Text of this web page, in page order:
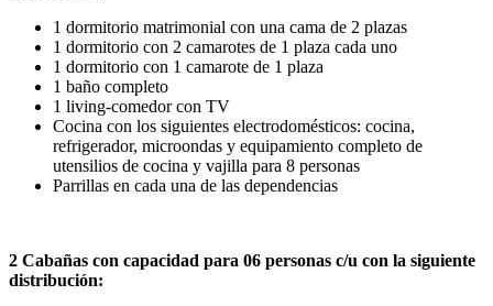
1 dormitorio matrimonial con una cama de 2 plazas
1 dormitorio con 2 camarotes de 1 plaza cada uno
1 dormitorio con 1 camarote de 1 plaza
1 baño completo
1 living-comedor con TV
Cocina con los siguientes electrodomésticos: cocina,
refrigerador, microondas y equipamiento completo de
utensilios de cocina y vajilla para 8 personas
Parrillas en cada una de las dependencias
2 Cabañas con capacidad para 06 personas c/u con la siguiente
distribución: